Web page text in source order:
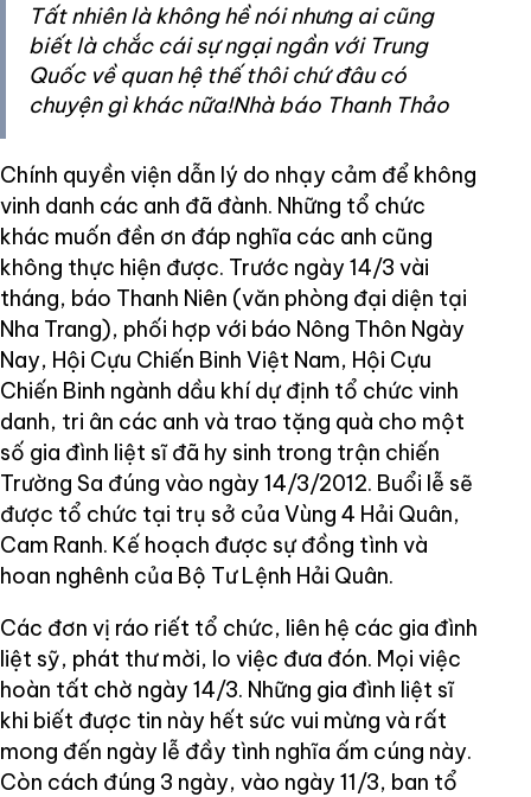
Tất nhiên là không hề nói nhưng ai cũng
biết là chắc cái sự ngại ngần với Trung
Quốc về quan hệ thế thôi chứ đâu có
chuyện gì khác nữa!Nhà báo Thanh Thảo
Chính quyền viện dẫn lý do nhạy cảm để không
vinh danh các anh đã đành. Những tổ chức
khác muốn đền ơn đáp nghĩa các anh cũng
không thực hiện được. Trước ngày 14/3 vài
tháng, báo Thanh Niên (văn phòng đại diện tại
Nha Trang), phối hợp với báo Nông Thôn Ngày
Nay, Hội Cựu Chiến Binh Việt Nam, Hội Cựu
Chiến Binh ngành dầu khí dự định tổ chức vinh
danh, tri ân các anh và trao tặng quà cho một
số gia đình liệt sĩ đã hy sinh trong trận chiến
Trường Sa đúng vào ngày 14/3/2012. Buổi lễ sẽ
được tổ chức tại trụ sở của Vùng 4 Hải Quân,
Cam Ranh. Kế hoạch được sự đồng tình và
hoan nghênh của Bộ Tư Lệnh Hải Quân.
Các đơn vị ráo riết tổ chức, liên hệ các gia đình
liệt sỹ, phát thư mời, lo việc đưa đón. Mọi việc
hoàn tất chờ ngày 14/3. Những gia đình liệt sĩ
khi biết được tin này hết sức vui mừng và rất
mong đến ngày lễ đầy tình nghĩa ấm cúng này.
Còn cách đúng 3 ngày, vào ngày 11/3, ban tổ